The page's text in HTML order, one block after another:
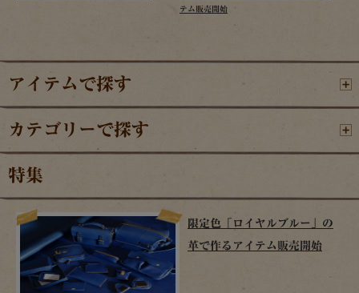
テム販売開始
アイテムで探す
カテゴリーで探す
特集
限定色「ロイヤルブルー」の
革で作るアイテム販売開始